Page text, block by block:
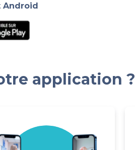
Android
application ?